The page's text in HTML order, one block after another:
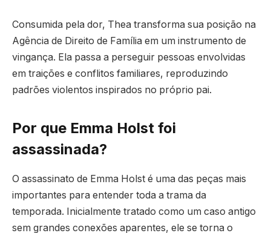
Consumida pela dor, Thea transforma sua posição na
Agência de Direito de Família em um instrumento de
vingança. Ela passa a perseguir pessoas envolvidas
em traições e conflitos familiares, reproduzindo
padrões violentos inspirados no próprio pai.
Por que Emma Holst foi
assassinada?
O assassinato de Emma Holst é uma das peças mais
importantes para entender toda a trama da
temporada. Inicialmente tratado como um caso antigo
sem grandes conexões aparentes, ele se torna o